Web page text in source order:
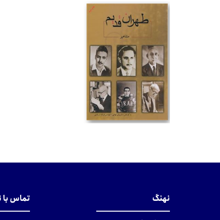
نهنگ تماس با